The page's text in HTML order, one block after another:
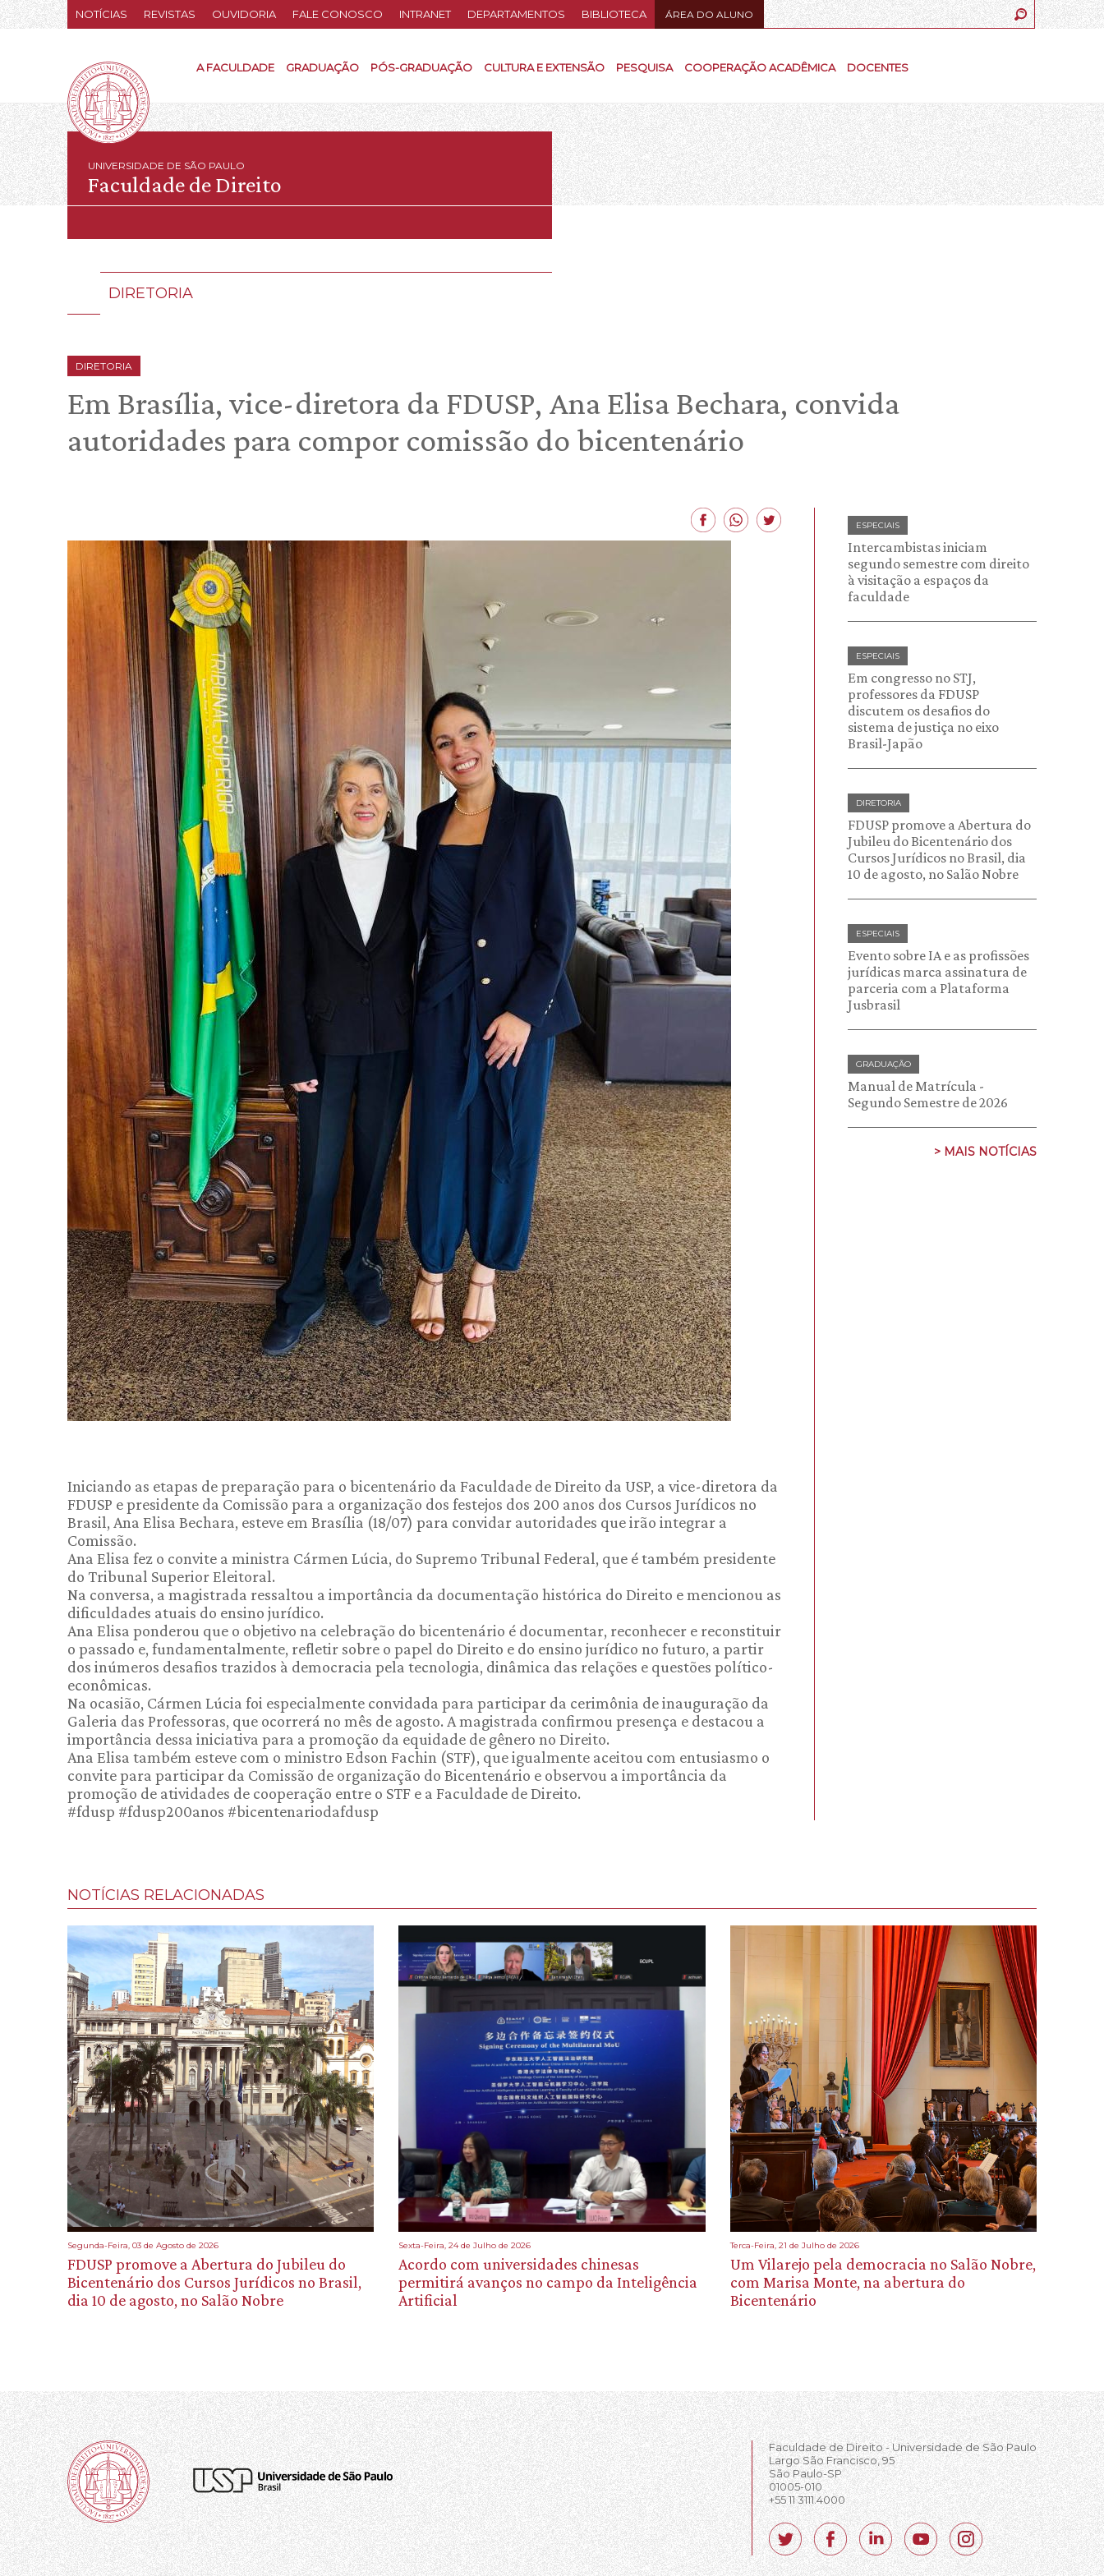
NOTÍCIAS REVISTAS OUVIDORIA FALE CONOSCO INTRANET DEPARTAMENTOS BIBLIOTECA ÁREA DO ALUNO
A FACULDADE GRADUAÇÃO PÓS-GRADUAÇÃO CULTURA E EXTENSÃO PESQUISA COOPERAÇÃO ACADÊMICA DOCENTES
UNIVERSIDADE DE SÃO PAULO
Faculdade de Direito
DIRETORIA
DIRETORIA
Em Brasília, vice-diretora da FDUSP, Ana Elisa Bechara, convida
autoridades para compor comissão do bicentenário
Iniciando as etapas de preparação para o bicentenário da Faculdade de Direito da USP, a vice-diretora da
FDUSP e presidente da Comissão para a organização dos festejos dos 200 anos dos Cursos Jurídicos no
Brasil, Ana Elisa Bechara, esteve em Brasília (18/07) para convidar autoridades que irão integrar a
Comissão.
Ana Elisa fez o convite a ministra Cármen Lúcia, do Supremo Tribunal Federal, que é também presidente
do Tribunal Superior Eleitoral.
Na conversa, a magistrada ressaltou a importância da documentação histórica do Direito e mencionou as
dificuldades atuais do ensino jurídico.
Ana Elisa ponderou que o objetivo na celebração do bicentenário é documentar, reconhecer e reconstituir
o passado e, fundamentalmente, refletir sobre o papel do Direito e do ensino jurídico no futuro, a partir
dos inúmeros desafios trazidos à democracia pela tecnologia, dinâmica das relações e questões político-
econômicas.
Na ocasião, Cármen Lúcia foi especialmente convidada para participar da cerimônia de inauguração da
Galeria das Professoras, que ocorrerá no mês de agosto. A magistrada confirmou presença e destacou a
importância dessa iniciativa para a promoção da equidade de gênero no Direito.
Ana Elisa também esteve com o ministro Edson Fachin (STF), que igualmente aceitou com entusiasmo o
convite para participar da Comissão de organização do Bicentenário e observou a importância da
promoção de atividades de cooperação entre o STF e a Faculdade de Direito.
#fdusp #fdusp200anos #bicentenariodafdusp
ESPECIAIS
Intercambistas iniciam
segundo semestre com direito
à visitação a espaços da
faculdade
ESPECIAIS
Em congresso no STJ,
professores da FDUSP
discutem os desafios do
sistema de justiça no eixo
Brasil-Japão
DIRETORIA
FDUSP promove a Abertura do
Jubileu do Bicentenário dos
Cursos Jurídicos no Brasil, dia
10 de agosto, no Salão Nobre
ESPECIAIS
Evento sobre IA e as profissões
jurídicas marca assinatura de
parceria com a Plataforma
Jusbrasil
GRADUAÇÃO
Manual de Matrícula -
Segundo Semestre de 2026
> MAIS NOTÍCIAS
NOTÍCIAS RELACIONADAS
Segunda-Feira, 03 de Agosto de 2026
FDUSP promove a Abertura do Jubileu do
Bicentenário dos Cursos Jurídicos no Brasil,
dia 10 de agosto, no Salão Nobre
Sexta-Feira, 24 de Julho de 2026
Acordo com universidades chinesas
permitirá avanços no campo da Inteligência
Artificial
Terca-Feira, 21 de Julho de 2026
Um Vilarejo pela democracia no Salão Nobre,
com Marisa Monte, na abertura do
Bicentenário
Faculdade de Direito - Universidade de São Paulo
Largo São Francisco, 95
São Paulo-SP
01005-010
+55 11 3111.4000